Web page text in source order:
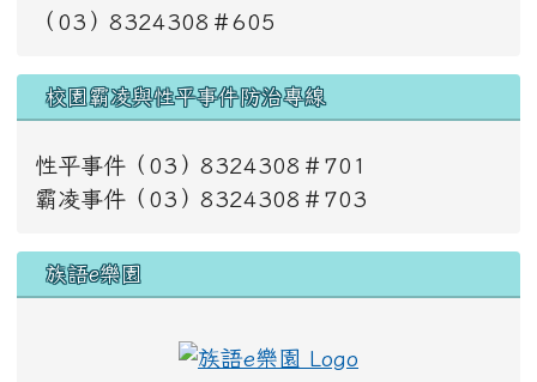
（03）8324308＃605
校園霸凌與性平事件防治專線
性平事件（03）8324308＃701
霸凌事件（03）8324308＃703
族語e樂園